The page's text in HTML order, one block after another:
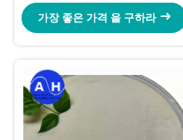
가장 좋은 가격 을 구하라